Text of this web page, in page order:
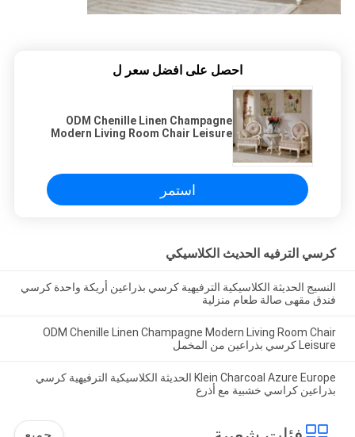
احصل على افضل سعر ل
ODM Chenille Linen Champagne
Modern Living Room Chair Leisure
استمر
كرسي الترفيه الحديث الكلاسيكي
النسيج الحديثة الكلاسيكية الترفيهية كرسي بذراعين أريكة واحدة كرسي
فندق مقهى صالة طعام منزلية
ODM Chenille Linen Champagne Modern Living Room Chair
Leisure كرسي بذراعين من المخمل
Klein Charcoal Azure Europe الحديثة الكلاسيكية الترفيهية كرسي
بذراعين كراسي خشبية مع أذرع